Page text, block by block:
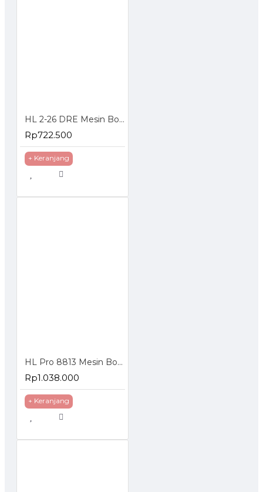
HL 2-26 DRE Mesin Bor Bobok Rotary Hammer 800 Watt
Rp722.500
+ Keranjang
HL Pro 8813 Mesin Bor Duduk Press Drill 350 Watt
Rp1.038.000
+ Keranjang